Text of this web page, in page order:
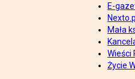
E-
Nexto.pl
Mała
Wieści
Życie